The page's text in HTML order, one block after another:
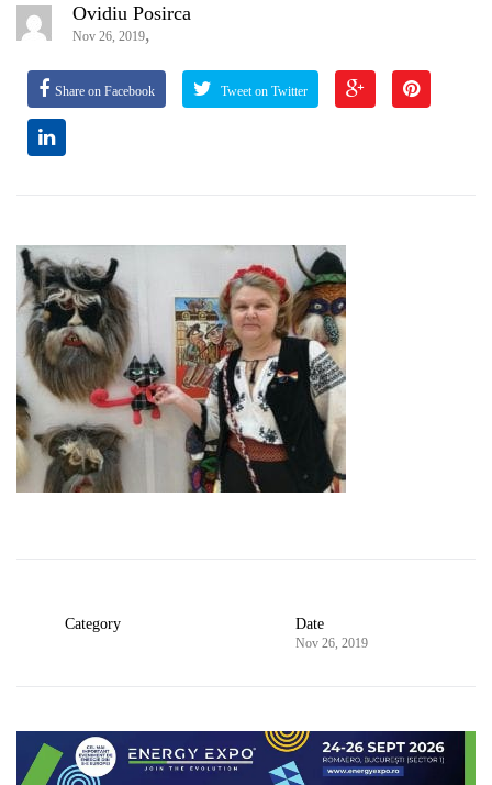
Ovidiu Posirca
Nov 26, 2019,
Share on Facebook Tweet on Twitter
Category Date
Nov 26, 2019